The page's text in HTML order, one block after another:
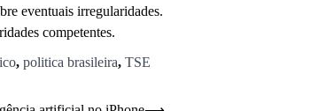
eventuais irregularidades.
competentes.
, politica brasileira, TSE